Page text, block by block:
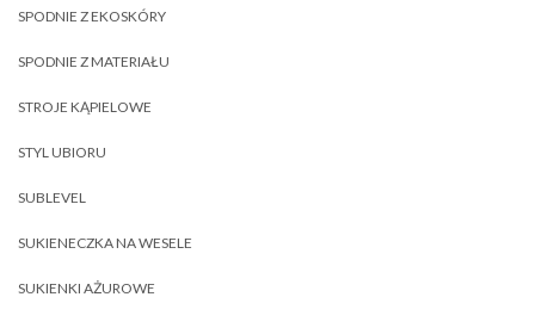
SPODNIE Z EKOSKÓRY
SPODNIE Z MATERIAŁU
STROJE KĄPIELOWE
STYL UBIORU
SUBLEVEL
SUKIENECZKA NA WESELE
SUKIENKI AŻUROWE